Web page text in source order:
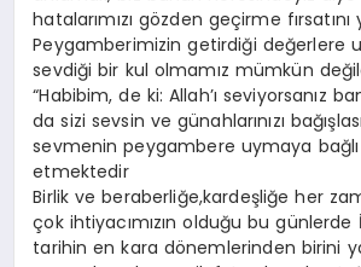
hatalarımızı gözden geçirme fırsatını
Peygamberimizin getirdiği değerlere
sevdiği bir kul olmamız mümkün
“Habibim, de ki: Allah’ı seviyorsanız
da sizi sevsin ve günahlarınızı
sevmenin peygambere uymaya
etmektedir
Birlik ve beraberliğe,kardeşliğe her
çok ihtiyacımızın olduğu bu günlerde
tarihin en kara dönemlerinden birini